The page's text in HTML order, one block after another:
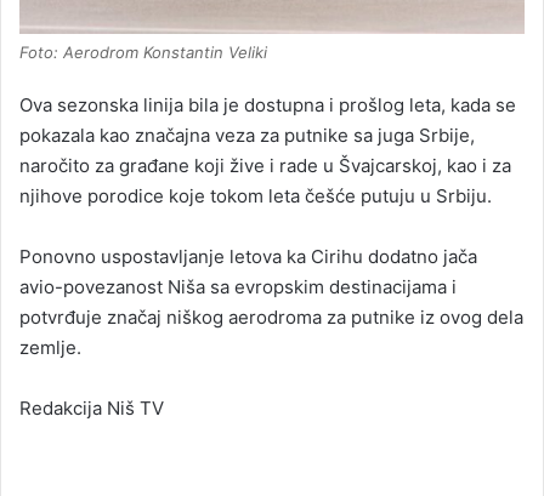
Foto: Aerodrom Konstantin Veliki
Ova sezonska linija bila je dostupna i prošlog leta, kada se
pokazala kao značajna veza za putnike sa juga Srbije,
naročito za građane koji žive i rade u Švajcarskoj, kao i za
njihove porodice koje tokom leta češće putuju u Srbiju.
Ponovno uspostavljanje letova ka Cirihu dodatno jača
avio-povezanost Niša sa evropskim destinacijama i
potvrđuje značaj niškog aerodroma za putnike iz ovog dela
zemlje.
Redakcija Niš TV